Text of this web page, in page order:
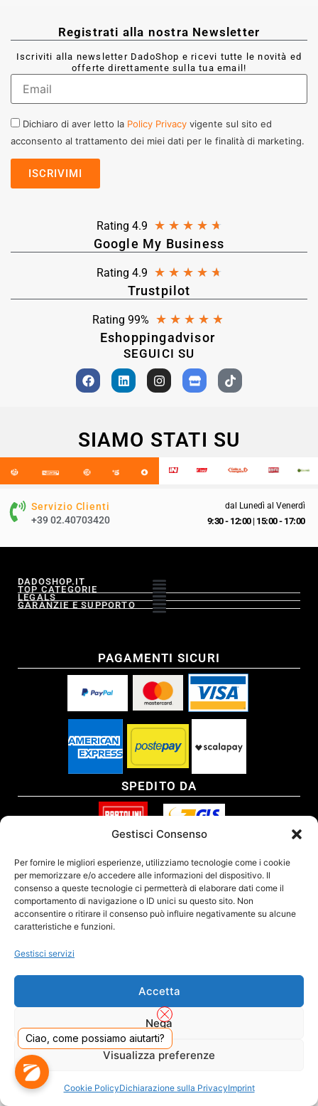
Gestisci Consenso
Per fornire le migliori esperienze, utilizziamo tecnologie come i cookie
per memorizzare e/o accedere alle informazioni del dispositivo. Il
consenso a queste tecnologie ci permetterà di elaborare dati come il
comportamento di navigazione o ID unici su questo sito. Non
acconsentire o ritirare il consenso può influire negativamente su alcune
caratteristiche e funzioni.
Gestisci servizi
Accetta
Nega
Visualizza preferenze
Cookie PolicyDichiarazione sulla PrivacyImprint
Registrati alla nostra Newsletter
Iscriviti alla newsletter DadoShop e ricevi tutte le novità ed
offerte direttamente sulla tua email!
Dichiaro di aver letto la Policy Privacy vigente sul sito ed
acconsento al trattamento dei miei dati per le finalità di marketing.
Rating 4.9 ★ ★ ★ ★ ★
Google My Business
Rating 4.9 ★ ★ ★ ★ ★
Trustpilot
Rating 99% ★ ★ ★ ★ ★
Eshoppingadvisor
SEGUICI SU
SIAMO STATI SU
Servizio Clienti
+39 02.40703420
dal Lunedì al Venerdì
9:30 - 12:00| 15:00 - 17:00
DADOSHOP.IT
TOP CATEGORIE
LEGALS
GARANZIE E SUPPORTO
PAGAMENTI SICURI
SPEDITO DA
DADO S.R.L. Unipersonale - Viale Enrico Forlanini 23 - 20134 Milano (MI) - Italy
Tel. 02.40703420 - P.Iva/C.F. 02681390809 - Numero REA MI-2640300 - Cap. Soc.
Ciao, come possiamo aiutarti?